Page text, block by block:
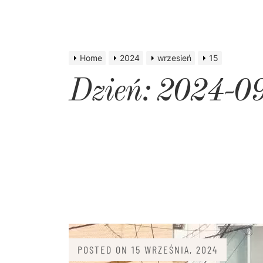
Home 2024 wrzesień 15
Dzień: 2024-
POSTED ON 15 WRZEŚNIA, 2024